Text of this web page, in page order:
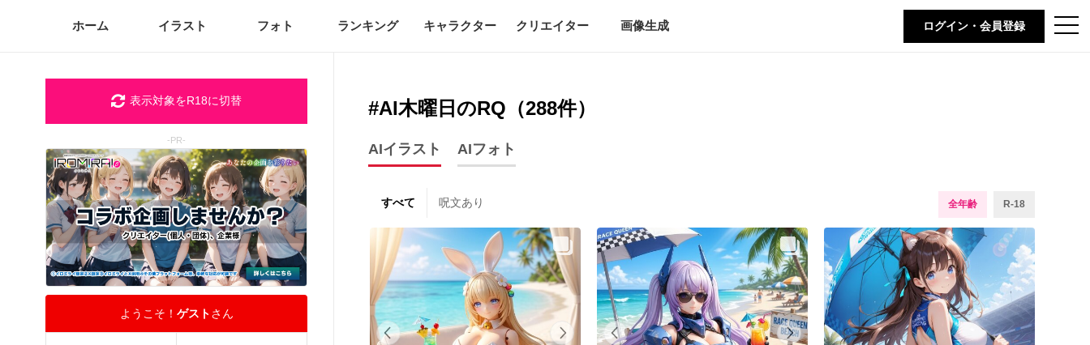
t
o
ホーム イラスト フォト ランキング キャラクター クリエイター 画像生成 ログイン・会員登録
#AI木曜日のRQ（288件）
AIイラスト AIフォト
すべて 呪文あり 全年齢 R-18
表示対象をR18に切替
-PR-
ようこそ！ ゲストさん